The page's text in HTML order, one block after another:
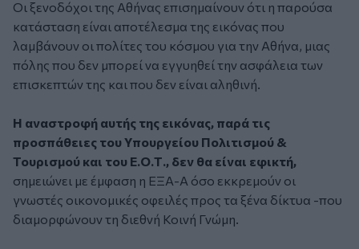
Οι ξενοδόχοι της Αθήνας επισημαίνουν ότι η παρούσα
κατάσταση είναι αποτέλεσμα της εικόνας που
λαμβάνουν οι πολίτες του κόσμου για την Αθήνα, μιας
πόλης που δεν μπορεί να εγγυηθεί την ασφάλεια των
επισκεπτών της και που δεν είναι αληθινή.
Η αναστροφή αυτής της εικόνας, παρά τις
προσπάθειες του Υπουργείου Πολιτισμού &
Τουρισμού και του Ε.Ο.Τ., δεν θα είναι εφικτή,
σημειώνει με έμφαση η ΕΞΑ-Α όσο εκκρεμούν οι
γνωστές οικονομικές οφειλές προς τα ξένα δίκτυα -που
διαμορφώνουν τη διεθνή Κοινή Γνώμη.